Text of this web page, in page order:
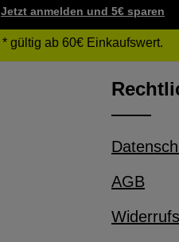
Jetzt anmelden und 5€ sparen
* gültig ab 60€ Einkaufswert.
AGB